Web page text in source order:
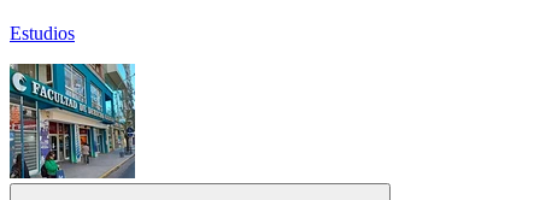
Estudios